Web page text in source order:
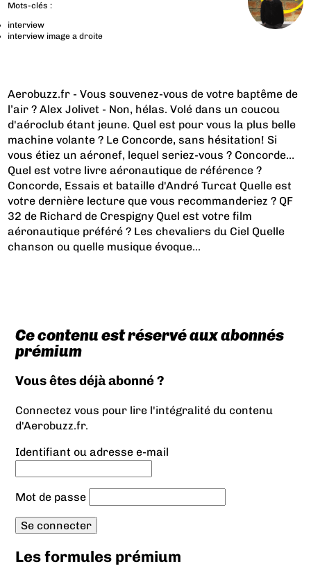
Mots-clés :
interview
interview image a droite
Aerobuzz.fr - Vous souvenez-vous de votre baptême de
l’air ? Alex Jolivet - Non, hélas. Volé dans un coucou
d'aéroclub étant jeune. Quel est pour vous la plus belle
machine volante ? Le Concorde, sans hésitation! Si
vous étiez un aéronef, lequel seriez-vous ? Concorde…
Quel est votre livre aéronautique de référence ?
Concorde, Essais et bataille d'André Turcat Quelle est
votre dernière lecture que vous recommanderiez ? QF
32 de Richard de Crespigny Quel est votre film
aéronautique préféré ? Les chevaliers du Ciel Quelle
chanson ou quelle musique évoque...
Ce contenu est réservé aux abonnés
prémium
Vous êtes déjà abonné ?
Connectez vous pour lire l'intégralité du contenu
d'Aerobuzz.fr.
Identifiant ou adresse e-mail
Mot de passe
Les formules prémium